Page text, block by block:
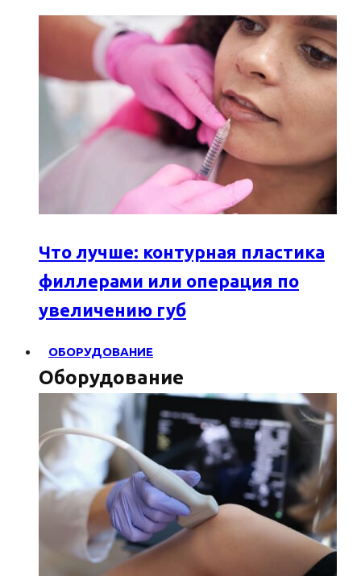
Что лучше: контурная пластика
филлерами или операция по
увеличению губ
ОБОРУДОВАНИЕ
Оборудование